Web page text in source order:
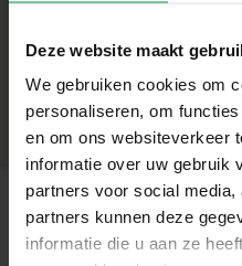
Deze website maakt
We gebruiken cookies om
personaliseren, om
en om ons websiteverkeer
informatie over uw gebruik
partners voor social
partners kunnen deze
informatie die u aan ze
natuur!
Wat deze Set Geweldig
– Zet zelf insectenkijkers in
handleiding
– Handige tool om kleine
vangen en te bestuderen
– Versier je insectenkijkers
– STEM speelgoed dat
Productnummer|
Deel dit product